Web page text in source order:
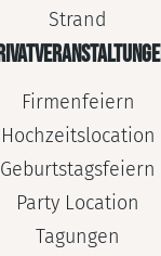
Strand
Firmenfeiern
Hochzeitslocation
Geburtstagsfeiern
Party Location
Tagungen